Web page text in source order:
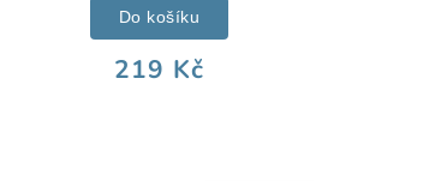
219 Kč
Do košíku